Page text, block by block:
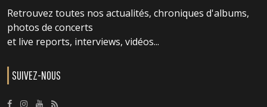
Retrouvez toutes nos actualités, chroniques d'albums,
photos de concerts
et live reports, interviews, vidéos...
SUIVEZ-NOUS